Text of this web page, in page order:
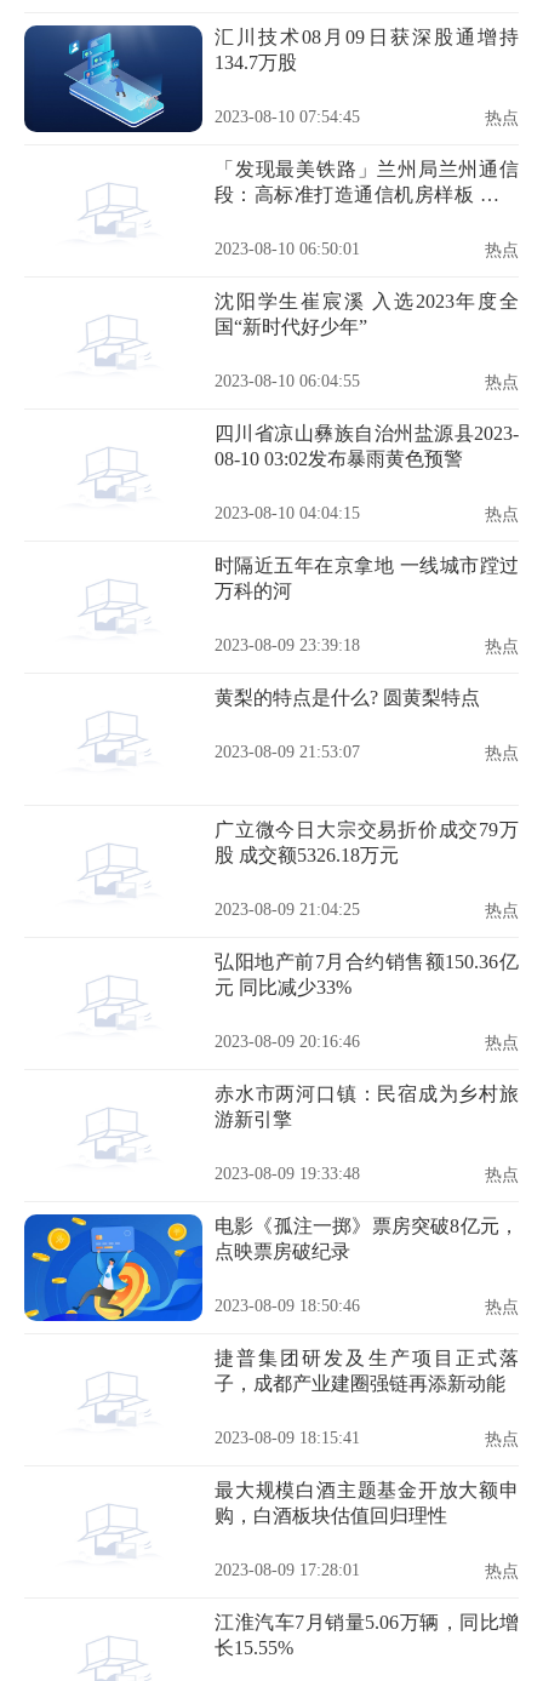
汇川技术08月09日获深股通增持
134.7万股
2023-08-10 07:54:45 热点
「发现最美铁路」兰州局兰州通信
段：高标准打造通信机房样板 全方
2023-08-10 06:50:01 热点
沈阳学生崔宸溪 入选2023年度全
国“新时代好少年”
2023-08-10 06:04:55 热点
四川省凉山彝族自治州盐源县2023-
08-10 03:02发布暴雨黄色预警
2023-08-10 04:04:15 热点
时隔近五年在京拿地 一线城市蹚过
万科的河
2023-08-09 23:39:18 热点
黄梨的特点是什么? 圆黄梨特点
2023-08-09 21:53:07 热点
广立微今日大宗交易折价成交79万
股 成交额5326.18万元
2023-08-09 21:04:25 热点
弘阳地产前7月合约销售额150.36亿
元 同比减少33%
2023-08-09 20:16:46 热点
赤水市两河口镇：民宿成为乡村旅
游新引擎
2023-08-09 19:33:48 热点
电影《孤注一掷》票房突破8亿元，
点映票房破纪录
2023-08-09 18:50:46 热点
捷普集团研发及生产项目正式落
子，成都产业建圈强链再添新动能
2023-08-09 18:15:41 热点
最大规模白酒主题基金开放大额申
购，白酒板块估值回归理性
2023-08-09 17:28:01 热点
江淮汽车7月销量5.06万辆，同比增
长15.55%